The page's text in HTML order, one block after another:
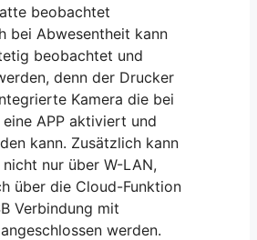
beobachtet
bei Abwesentheit kann
beobachtet und
denn der Drucker
Kamera die bei
APP aktiviert und
kann. Zusätzlich kann
nur über W-LAN,
über die Cloud-Funktion
Verbindung mit
werden.